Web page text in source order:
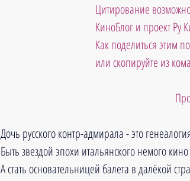
Цитирование
КиноБлог и проект Ру
Как поделиться этим
или
Дочь русского контр-адмирала - это
Быть звездой эпохи итальянского немого кино
А стать основательницей балета в далёкой